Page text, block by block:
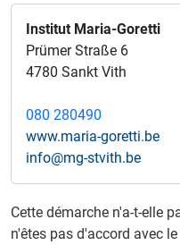
Institut Maria-Goretti
Prümer Straße 6
4780 Sankt Vith
080 280490
www.maria-goretti.be
info@mg-stvith.be
Cette démarche n'a-t-elle
n'êtes pas d'accord avec